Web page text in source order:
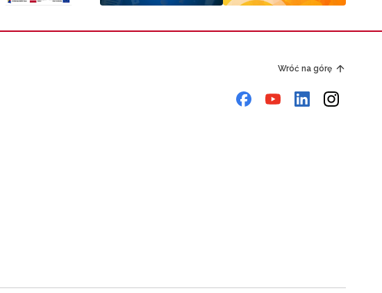
Wróć na górę